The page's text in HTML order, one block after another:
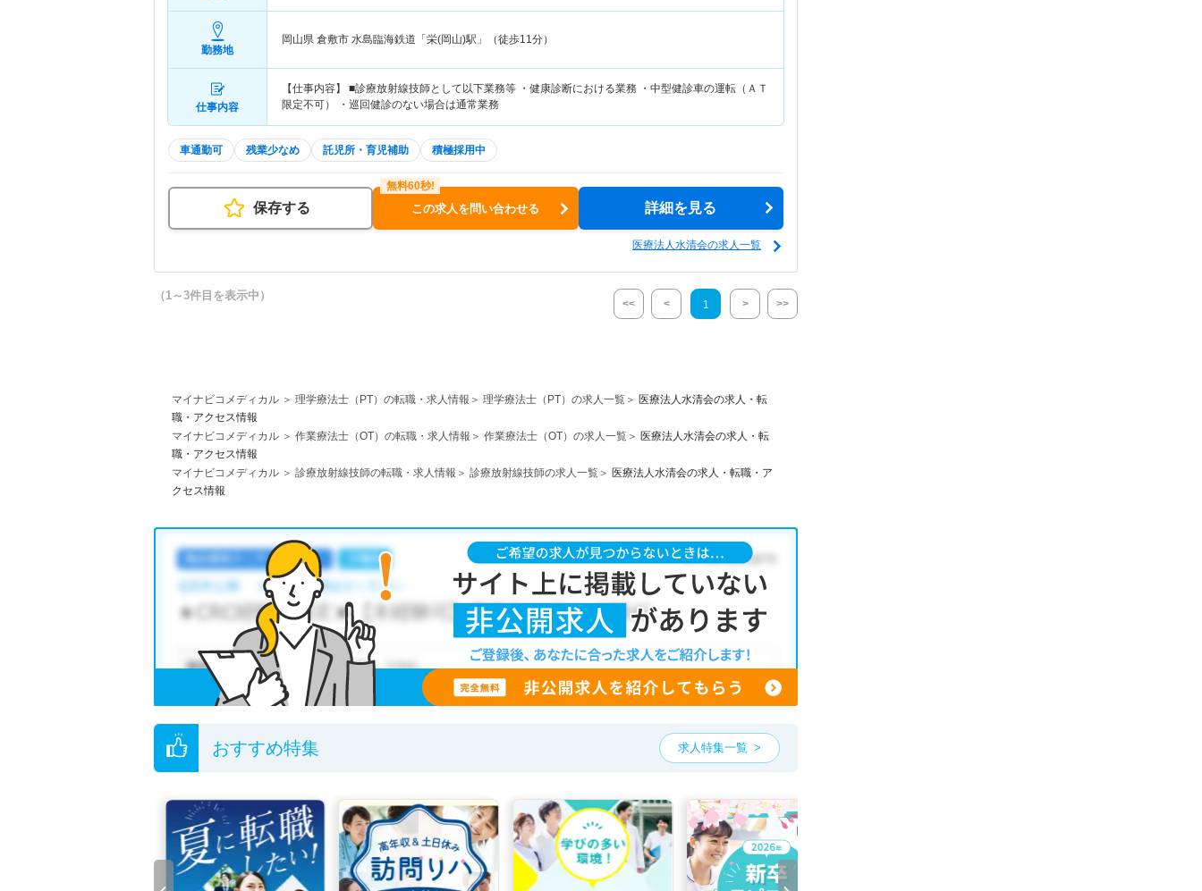
勤務地
岡山県 倉敷市 水島臨海鉄道「栄(岡山)駅」（徒歩11分）
仕事内容
【仕事内容】 ■診療放射線技師として以下業務等 ・健康診断における業務 ・中型健診車の運転（ＡＴ
限定不可） ・巡回健診のない場合は通常業務
車通勤可 残業少なめ 託児所・育児補助 積極採用中
保存する この求人を問い合わせる 詳細を見る
医療法人水清会の求人一覧
（1～3件目を表示中）
<< < 1 > >>
マイナビコメディカル 理学療法士（PT）の転職・求人情報 理学療法士（PT）の求人一覧
医療法人水清会の求人・転
職・アクセス情報
マイナビコメディカル
作業療法士（OT）の転職・求人情報 作業療法士（OT）の求人一覧
医療法人水清会の求人・転
職・アクセス情報
マイナビコメディカル
診療放射線技師の転職・求人情報 診療放射線技師の求人一覧
医療法人水清会の求人・転職・ア
クセス情報
おすすめ特集 求人特集一覧